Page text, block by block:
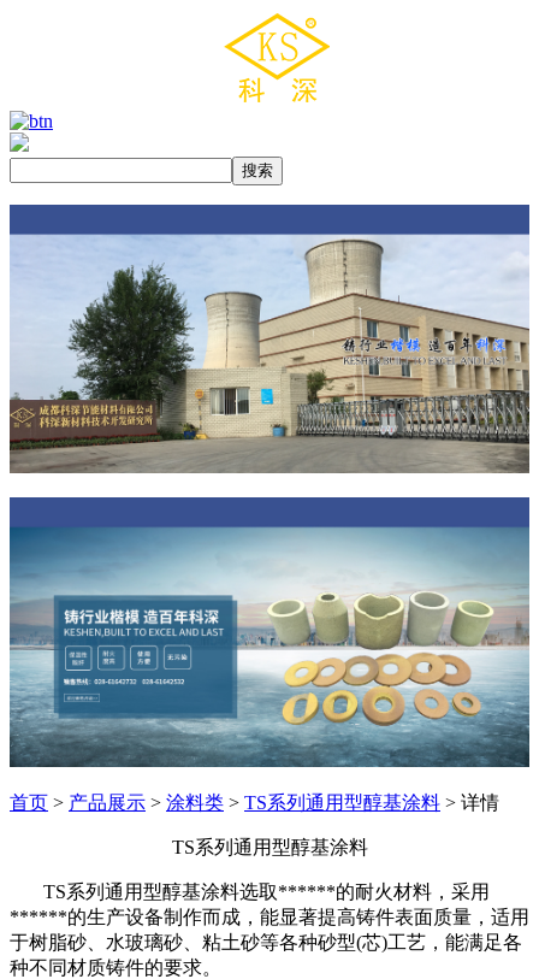
首页 > 产品展示 > 涂料类 > TS系列通用型醇基涂料 > 详情
TS系列通用型醇基涂料
TS系列通用型醇基涂料选取******的耐火材料，采用
******的生产设备制作而成，能显著提高铸件表面质量，适用
于树脂砂、水玻璃砂、粘土砂等各种砂型(芯)工艺，能满足各
种不同材质铸件的要求。